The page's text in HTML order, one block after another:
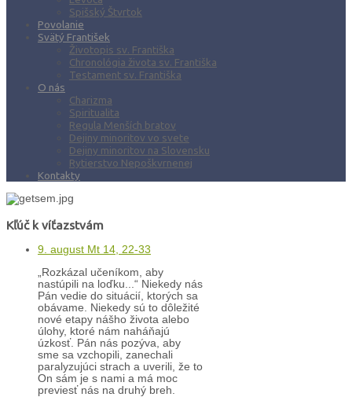
Spišský Štvrtok
Povolanie
Svätý František
Životopis sv. Františka
Chronológia života sv. Františka
Testament sv. Františka
O nás
Charizma
Spiritualita
Regula Menších bratov
Dejiny minoritov vo svete
Dejiny minoritov na Slovensku
Rytierstvo Nepoškvrnenej
Kontakty
Kľúč k víťazstvám
9. august Mt 14, 22-33
„Rozkázal učeníkom, aby
nastúpili na loďku...“ Niekedy nás
Pán vedie do situácií, ktorých sa
obávame. Niekedy sú to dôležité
nové etapy nášho života alebo
úlohy, ktoré nám naháňajú
úzkosť. Pán nás pozýva, aby
sme sa vzchopili, zanechali
paralyzujúci strach a uverili, že to
On sám je s nami a má moc
previesť nás na druhý breh.